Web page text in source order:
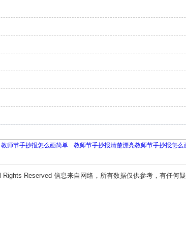
教师节手抄报怎么画简单 教师节手抄报清楚漂亮教师节手抄报怎么
Rights Reserved 信息来自网络，所有数据仅供参考，有任何